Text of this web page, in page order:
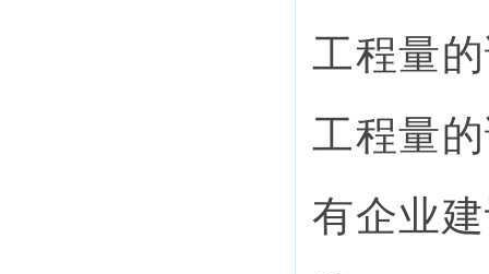
工程量
工程量
有企业